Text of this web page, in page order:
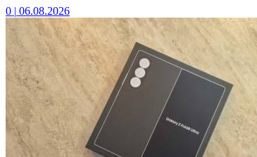
0 | 06.08.2026